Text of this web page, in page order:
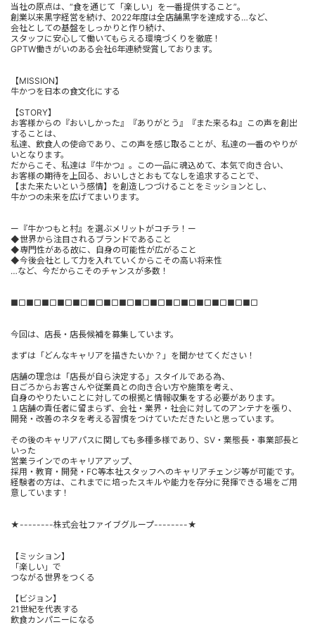
当社の原点は、“食を通じて「楽しい」を一番提供すること”。
創業以来黒字経営を続け、2022年度は全店舗黒字を達成する…など、
会社としての基盤をしっかりと作り続け、
スタッフに安心して働いてもらえる環境づくりを徹底！
GPTW働きがいのある会社6年連続受賞しております。
【MISSION】
牛かつを日本の食文化にする
【STORY】
お客様からの『おいしかった』『ありがとう』『また来るね』この声を創出
することは、
私達、飲食人の使命であり、この声を感じ取ることが、私達の一番のやりが
いとなります。
だからこそ、私達は『牛かつ』。この一品に魂込めて、本気で向き合い、
お客様の期待を上回る、おいしさとおもてなしを追求することで、
【また来たいという感情】を創造しつづけることをミッションとし、
牛かつの未来を広げてまいります。
ー『牛かつもと村』を選ぶメリットがコチラ！ー
◆世界から注目されるブランドであること
◆専門性がある故に、自身の可能性が広がること
◆今後会社として力を入れていくからこその高い将来性
…など、今だからこそのチャンスが多数！
■□■□■□■□■□■□■□■□■□■□■□■□■□■□■□■□
今回は、店長・店長候補を募集しています。
まずは「どんなキャリアを描きたいか？」を聞かせてください！
店舗の理念は「店長が自ら決定する」スタイルである為、
日ごろからお客さんや従業員との向き合い方や施策を考え、
自身のやりたいことに対しての根拠と情報収集をする必要があります。
１店舗の責任者に留まらず、会社・業界・社会に対してのアンテナを張り、
開発・改善のネタを考える習慣をつけていただきたいと思っています。
その後のキャリアパスに関しても多種多様であり、SV・業態長・事業部長と
いった
営業ラインでのキャリアアップ、
採用・教育・開発・FC等本社スタッフへのキャリアチェンジ等が可能です。
経験者の方は、これまでに培ったスキルや能力を存分に発揮できる場をご用
意しています！
★--------株式会社ファイブグループ--------★
【ミッション】
「楽しい」で
つながる世界をつくる
【ビジョン】
21世紀を代表する
飲食カンパニーになる